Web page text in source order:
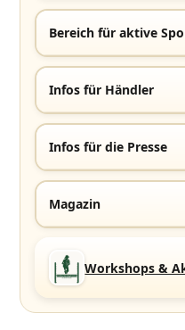
Bereich für aktive
Infos für Händler
Infos für die Presse
Magazin
Workshops &